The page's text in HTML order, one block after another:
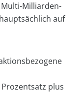
Milliarden-
auf
plus